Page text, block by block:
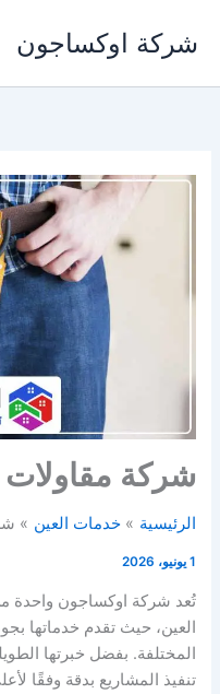
المحتوى
شركة اوكساجون
شركة مقاولات
الرئيسية خدمات العين
1 يونيو، 2026
تُعد شركة اوكساجون واحدة
العين، حيث تقدم خدماتها
المختلفة. بفضل خبرتها
تنفيذ المشاريع بدقة وفقًا